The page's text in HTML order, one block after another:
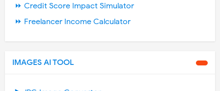
⏩ Credit Score Impact Simulator
⏩ Freelancer Income Calculator
IMAGES AI TOOL